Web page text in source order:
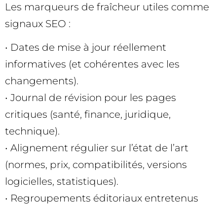
Les marqueurs de fraîcheur utiles comme
signaux SEO :
• Dates de mise à jour réellement
informatives (et cohérentes avec les
changements).
• Journal de révision pour les pages
critiques (santé, finance, juridique,
technique).
• Alignement régulier sur l’état de l’art
(normes, prix, compatibilités, versions
logicielles, statistiques).
• Regroupements éditoriaux entretenus